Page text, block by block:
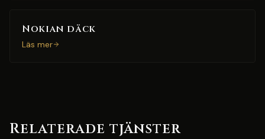
Nokian däck
Läs mer
Relaterade tjänster